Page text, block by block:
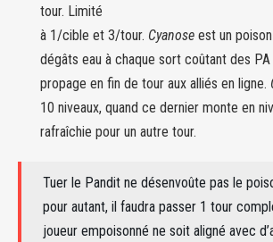
tour. Limité
à 1/cible et 3/tour. Cyanose est un
dégâts eau à chaque sort coûtant des
propage en fin de tour aux alliés en ligne.
10 niveaux, quand ce dernier monte en
rafraîchie pour un autre tour.
Tuer le Pandit ne désenvoûte pas le
pour autant, il faudra passer 1 tour
joueur empoisonné ne soit aligné avec